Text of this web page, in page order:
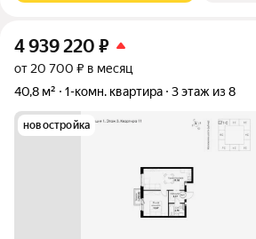
4 939 220 ₽
от 20 700 ₽ в месяц
40,8 м²
1-комн. квартира 3 этаж из 8
новостройка